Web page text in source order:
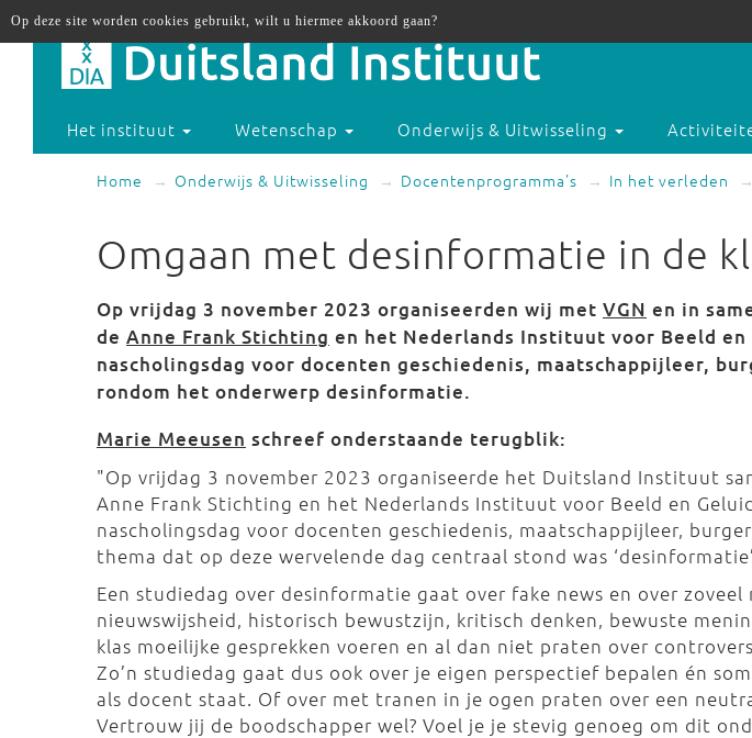
Het instituut Wetenschap Onderwijs & Uitwisseling
Home Onderwijs & Uitwisseling Docentenprogramma's In het verleden
Omgaan met desinformatie in de
Op vrijdag 3 november 2023 organiseerden wij met VGN en in
de Anne Frank Stichting en het Nederlands Instituut voor Beeld en
nascholingsdag voor docenten geschiedenis, maatschappijleer,
rondom het onderwerp desinformatie.
Marie Meeusen schreef onderstaande terugblik:
"Op vrijdag 3 november 2023 organiseerde het Duitsland Instituut
Anne Frank Stichting en het Nederlands Instituut voor Beeld en
nascholingsdag voor docenten geschiedenis, maatschappijleer,
thema dat op deze wervelende dag centraal stond was
Een studiedag over desinformatie gaat over fake news en over zoveel
nieuwswijsheid, historisch bewustzijn, kritisch denken, bewuste
klas moeilijke gesprekken voeren en al dan niet praten over
Zo’n studiedag gaat dus ook over je eigen perspectief bepalen én
als docent staat. Of over met tranen in je ogen praten over een
Vertrouw jij de boodschapper wel? Voel je je stevig genoeg om dit
Op deze site worden cookies gebruikt, wilt u hiermee akkoord gaan?